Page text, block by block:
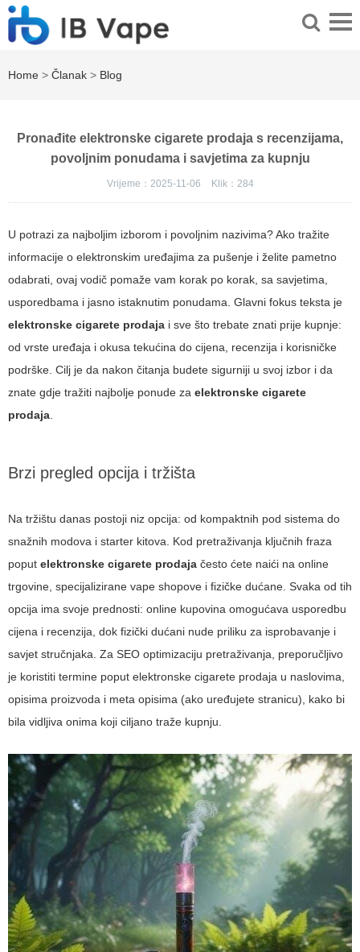
Home > Članak > Blog
Pronađite elektronske cigarete prodaja s recenzijama,
povoljnim ponudama i savjetima za kupnju
Vrijeme：2025-11-06 Klik： 284
U potrazi za najboljim izborom i povoljnim nazivima? Ako tražite
informacije o elektronskim uređajima za pušenje i želite pametno
odabrati, ovaj vodič pomaže vam korak po korak, sa savjetima,
usporedbama i jasno istaknutim ponudama. Glavni fokus teksta je
elektronske cigarete prodaja i sve što trebate znati prije kupnje:
od vrste uređaja i okusa tekućina do cijena, recenzija i korisničke
podrške. Cilj je da nakon čitanja budete sigurniji u svoj izbor i da
znate gdje tražiti najbolje ponude za elektronske cigarete
prodaja.
Brzi pregled opcija i tržišta
Na tržištu danas postoji niz opcija: od kompaktnih pod sistema do
snažnih modova i starter kitova. Kod pretraživanja ključnih fraza
poput elektronske cigarete prodaja često ćete naići na online
trgovine, specijalizirane vape shopove i fizičke dućane. Svaka od tih
opcija ima svoje prednosti: online kupovina omogućava usporedbu
cijena i recenzija, dok fizički dućani nude priliku za isprobavanje i
savjet stručnjaka. Za SEO optimizaciju pretraživanja, preporučljivo
je koristiti termine poput elektronske cigarete prodaja u naslovima,
opisima proizvoda i meta opisima (ako uređujete stranicu), kako bi
bila vidljiva onima koji ciljano traže kupnju.